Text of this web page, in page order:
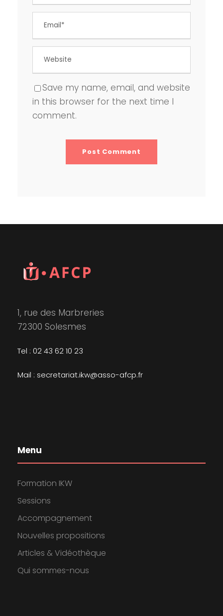
Save my name, email, and website
in this browser for the next time I
comment.
1, rue des Marbreries
72300 Solesmes
Tel : 02 43 62 10 23
Mail : secretariat.ikw@asso-afcp.fr
Menu
Formation IKW
Sessions
Accompagnement
Nouvelles propositions
Articles & Vidéothèque
Qui sommes-nous